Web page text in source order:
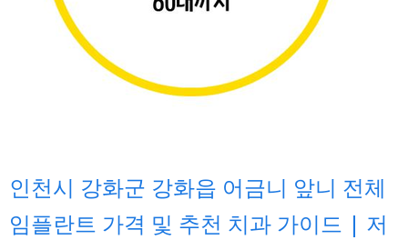
인천시 강화군 강화읍 어금니 앞니 전체
임플란트 가격 및 추천 치과 가이드 | 저